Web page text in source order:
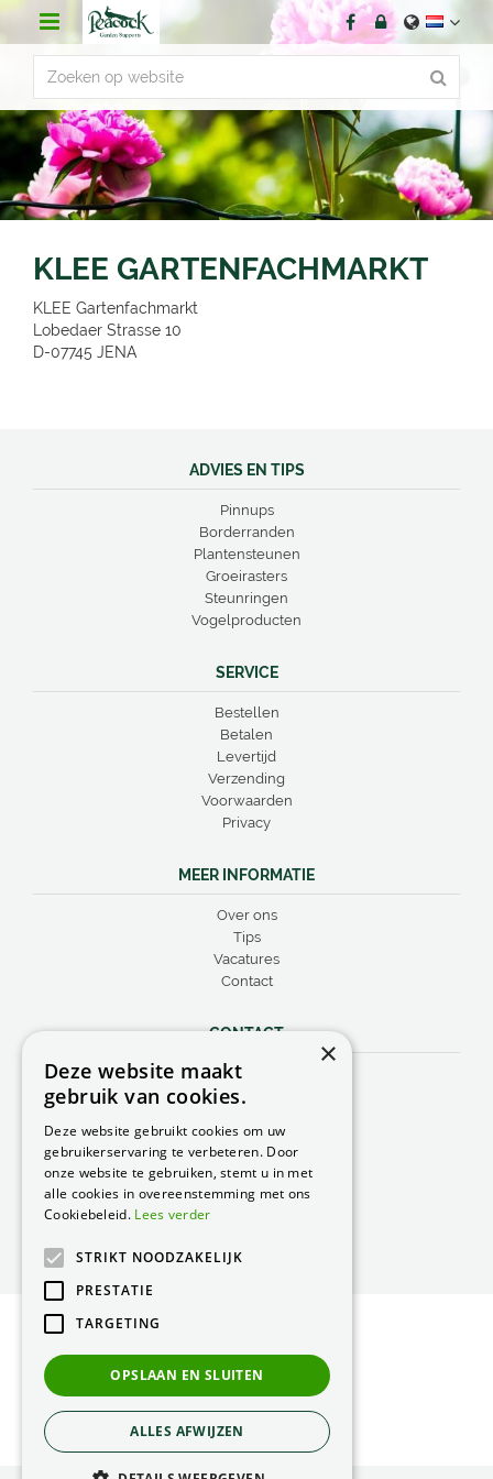
r
n
t
KLEE GARTENFACHMARKT
KLEE Gartenfachmarkt
Lobedaer Strasse 10
D-07745 JENA
ADVIES EN TIPS
Pinnups
Borderranden
Plantensteunen
Groeirasters
Steunringen
Vogelproducten
SERVICE
Bestellen
Betalen
Levertijd
Verzending
Voorwaarden
Privacy
MEER INFORMATIE
Over ons
Tips
Vacatures
Contact
CONTACT
Peacock Garden Supports
Industrieweg 22
Nederland
0499 57 40 80
F. 0499 57 40 84
E.peacock@peacock.nl
Privacy Statement
Green Solutions
×
Deze website maakt
gebruik van cookies.
Deze website gebruikt cookies om uw
gebruikerservaring te verbeteren. Door
onze website te gebruiken, stemt u in met
alle cookies in overeenstemming met ons
Cookiebeleid. Lees verder
STRIKT NOODZAKELIJK
PRESTATIE
TARGETING
OPSLAAN EN SLUITEN
ALLES AFWIJZEN